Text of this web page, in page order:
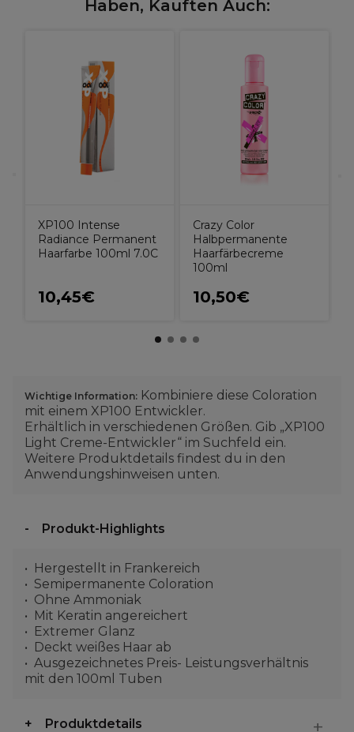
Haben, Kauften Auch:
XP100 Intense
Radiance Permanent
Haarfarbe 100ml 7.0C
10,45€
Crazy Color
Halbpermanente
Haarfärbecreme
100ml
10,50€
Wichtige Information: Kombiniere diese Coloration
mit einem XP100 Entwickler.
Erhältlich in verschiedenen Größen. Gib „XP100
Light Creme-Entwickler“ im Suchfeld ein.
Weitere Produktdetails findest du in den
Anwendungshinweisen unten.
Produkt-Highlights
Hergestellt in Frankereich
Semipermanente Coloration
Ohne Ammoniak
Mit Keratin angereichert
Extremer Glanz
Deckt weißes Haar ab
Ausgezeichnetes Preis- Leistungsverhältnis
mit den 100ml Tuben
Produktdetails